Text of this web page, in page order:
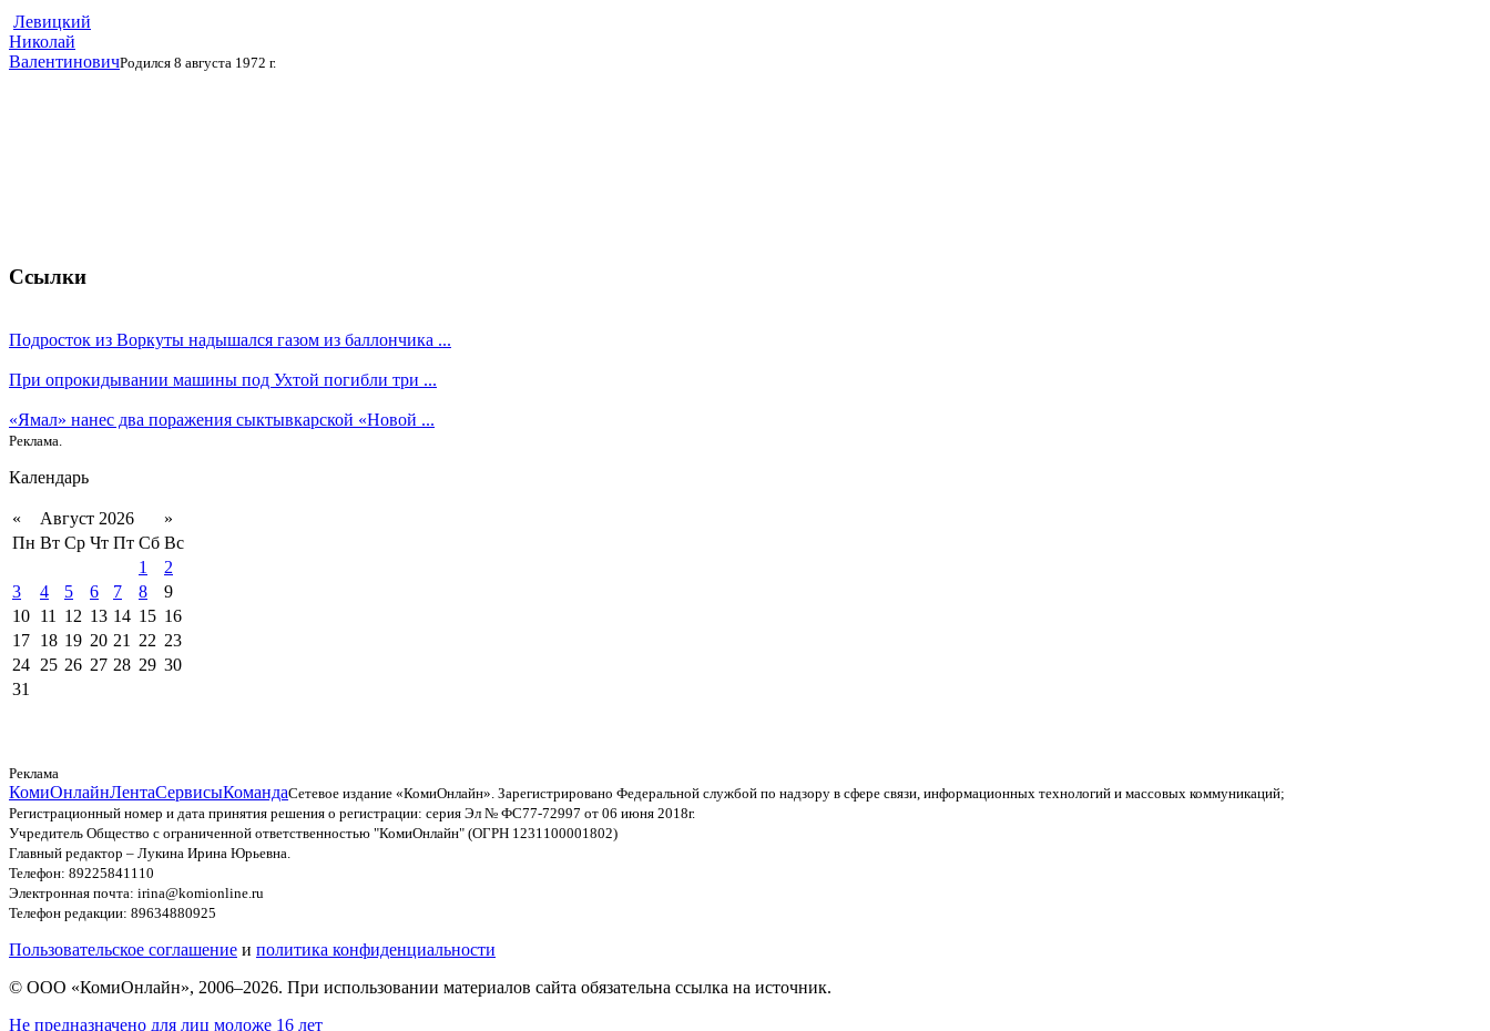
Левицкий
Николай
ВалентиновичРодился 8 августа 1972 г.
Ссылки
Подросток из Воркуты надышался газом из баллончика ...
При опрокидывании машины под Ухтой погибли три ...
«Ямал» нанес два поражения сыктывкарской «Новой ...
Реклама.
Календарь
« Август 2026
»
Пн Вт Ср Чт Пт Сб Вс
1
2
3
4 5 6 7 8
9
10 11 12 13 14 15 16
17 18 19 20 21 22 23
24 25 26 27 28 29 30
31
Реклама
КомиОнлайнЛентаСервисыКомандаСетевое издание «КомиОнлайн». Зарегистрировано Федеральной службой по надзору в сфере связи, информационных технологий и массовых коммуникаций;
Регистрационный номер и дата принятия решения о регистрации: серия Эл № ФС77-72997 от 06 июня 2018г.
Учредитель Общество с ограниченной ответственностью "КомиОнлайн" (ОГРН 1231100001802)
Главный редактор – Лукина Ирина Юрьевна.
Телефон: 89225841110
Электронная почта: irina@komionline.ru
Телефон редакции: 89634880925
Пользовательское соглашение и политика конфиденциальности
© ООО «КомиОнлайн», 2006–2026. При использовании материалов сайта обязательна ссылка на источник.
Не предназначено для лиц моложе 16 лет